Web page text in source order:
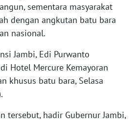
sementara masyarakat
dengan angkutan batu bara
nasional.
Jambi, Edi Purwanto
Hotel Mercure Kemayoran
khusus batu bara, Selasa
tersebut, hadir Gubernur Jambi,